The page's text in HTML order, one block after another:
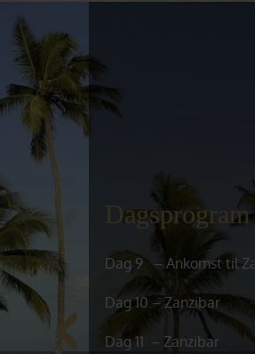
Dagsprogram
Dag 9 – Ankomst til
Dag 10 – Zanzibar
Dag 11 – Zanzibar